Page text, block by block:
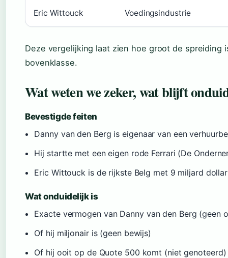
Eric Wittouck Voedingsindustrie
Deze vergelijking laat zien hoe groot de spreiding
bovenklasse.
Wat weten we zeker, wat blijft
Bevestigde feiten
Danny van den Berg is eigenaar van een
Hij startte met een eigen rode Ferrari (De
Eric Wittouck is de rijkste Belg met 9 miljard
Wat onduidelijk is
Exacte vermogen van Danny van den Berg (geen
Of hij miljonair is (geen bewijs)
Of hij ooit op de Quote 500 komt (niet genoteerd)